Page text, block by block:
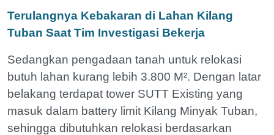
Terulangnya Kebakaran di Lahan Kilang
Tuban Saat Tim Investigasi Bekerja
Sedangkan pengadaan tanah untuk relokasi
butuh lahan kurang lebih 3.800 M². Dengan latar
belakang terdapat tower SUTT Existing yang
masuk dalam battery limit Kilang Minyak Tuban,
sehingga dibutuhkan relokasi berdasarkan